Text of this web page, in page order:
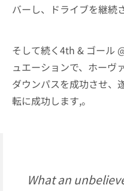
バーし、ドライブを継続
そして続く4th & ゴール
ュエーションで、ホーヴ
ダウンパスを成功させ、
転に成功します,。
What an